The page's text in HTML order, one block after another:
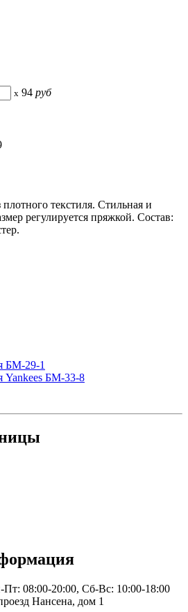
x 94 руб
текстиля. Стильная и
регулируется пряжкой. Состав:
БМ-29-1
Yankees БМ-33-8
08:00-20:00, Сб-Вс: 10:00-18:00
Нансена, дом 1